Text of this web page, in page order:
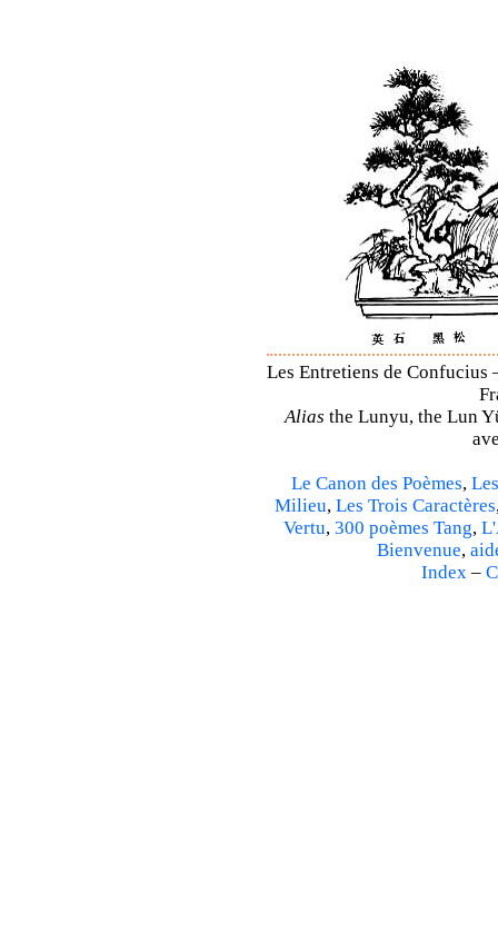
Les Entretiens de
Alias the Lunyu, the Lun
Le Canon des Poèmes,
Milieu, Les Trois Caractères
Vertu, 300 poèmes Tang,
Bienvenue,
Index –